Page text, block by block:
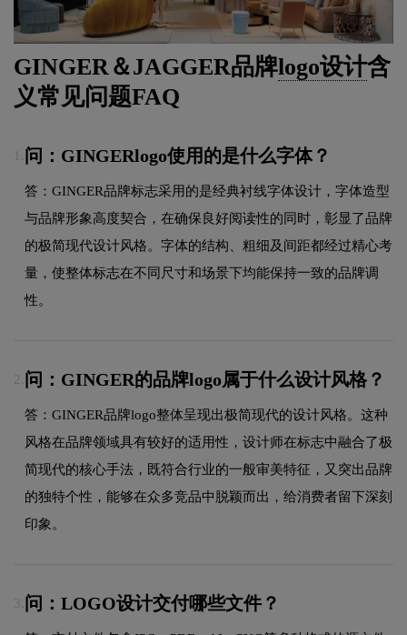
GINGER＆JAGGER品牌logo设计含
义常见问题FAQ
问：GINGERlogo使用的是什么字体？
答：GINGER品牌标志采用的是经典衬线字体设计，字体造型
与品牌形象高度契合，在确保良好阅读性的同时，彰显了品牌
的极简现代设计风格。字体的结构、粗细及间距都经过精心考
量，使整体标志在不同尺寸和场景下均能保持一致的品牌调
性。
2. 问：GINGER的品牌logo属于什么设计风格？
答：GINGER品牌logo整体呈现出极简现代的设计风格。这种
风格在品牌领域具有较好的适用性，设计师在标志中融合了极
简现代的核心手法，既符合行业的一般审美特征，又突出品牌
的独特个性，能够在众多竞品中脱颖而出，给消费者留下深刻
印象。
3. 问：LOGO设计交付哪些文件？